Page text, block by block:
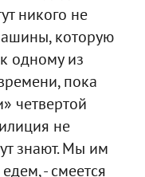
никого не
которую
одному из
пока
четвертой
не
знают. Мы им
- смеется